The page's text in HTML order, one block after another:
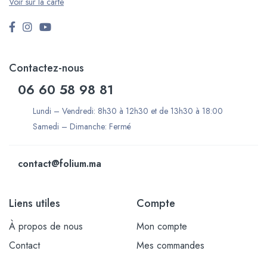
Contactez-nous
06 60 58 98 81
Lundi – Vendredi: 8h30 à 12h30 et de 13h30 à 18:00
Samedi – Dimanche: Fermé
contact@folium.ma
Liens utiles
À propos de nous
Contact
Compte
Mon compte
Mes commandes